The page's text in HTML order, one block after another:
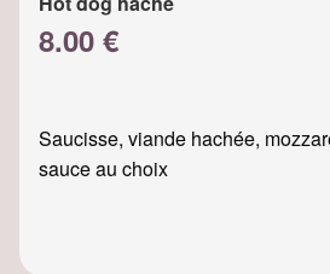
8.00 €
Saucisse, viande hachée,
sauce au choix